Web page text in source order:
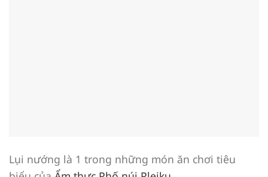
Lụi nướng là 1 trong những món ăn chơi tiêu